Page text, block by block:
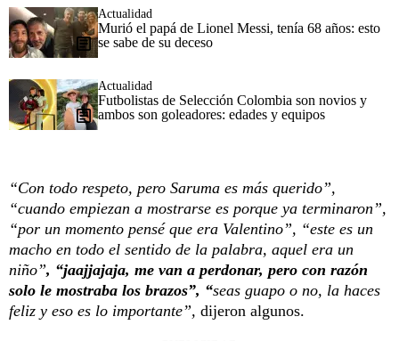
Actualidad
Murió el papá de Lionel Messi, tenía 68 años: esto
se sabe de su deceso
Actualidad
Futbolistas de Selección Colombia son novios y
ambos son goleadores: edades y equipos
“Con todo respeto, pero Saruma es más querido”,
“cuando empiezan a mostrarse es porque ya terminaron”,
“por un momento pensé que era Valentino”, “este es un
macho en todo el sentido de la palabra, aquel era un
niño”, “jaajjajaja, me van a perdonar, pero con razón
solo le mostraba los brazos”, “seas guapo o no, la haces
feliz y eso es lo importante”, dijeron algunos.